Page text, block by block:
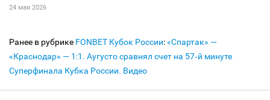
24 мая 2026
Ранее в рубрике FONBET Кубок России:«Спартак» —
«Краснодар» — 1:1. Аугусто сравнял счет на 57‑й минуте
Суперфинала Кубка России. Видео